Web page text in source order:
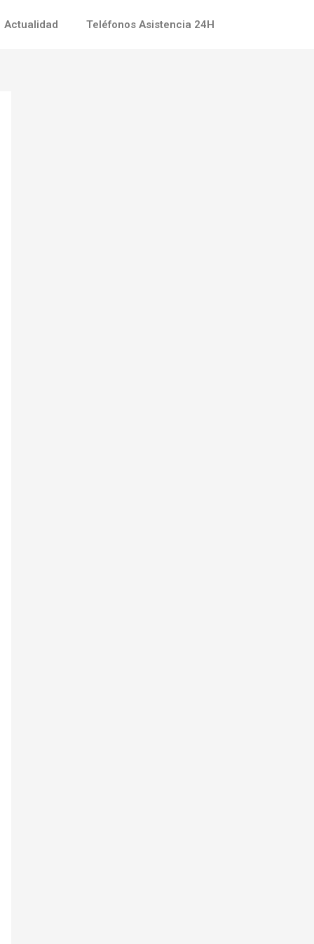
Actualidad Teléfonos Asistencia 24H